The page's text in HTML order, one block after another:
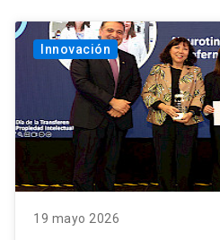
Innovación
19 mayo 2026